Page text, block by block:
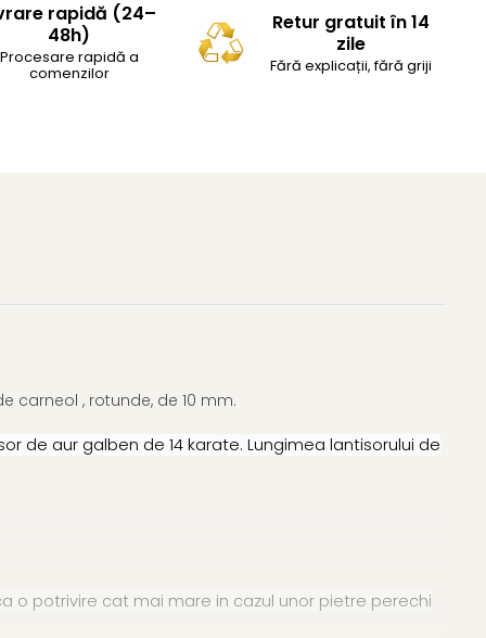
rapidă (24–
48h)
Procesare rapidă a
comenzilor
Retur gratuit în 14
zile
Fără explicații, fără griji
carneol , rotunde, de 10 mm.
de aur galben de 14 karate. Lungimea lantisorului de
potrivire cat mai mare in cazul unor pietre perechi